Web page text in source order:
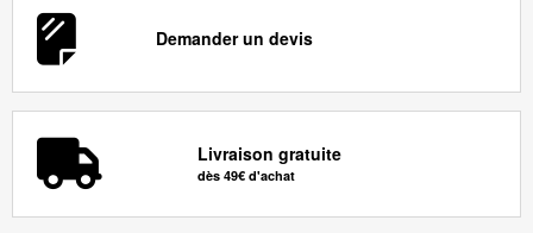
Demander un devis
Livraison gratuite
dès 49€ d'achat